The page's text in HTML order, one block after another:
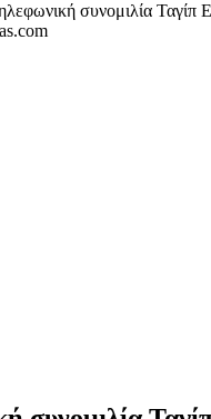
συνομιλία Ταγίπ